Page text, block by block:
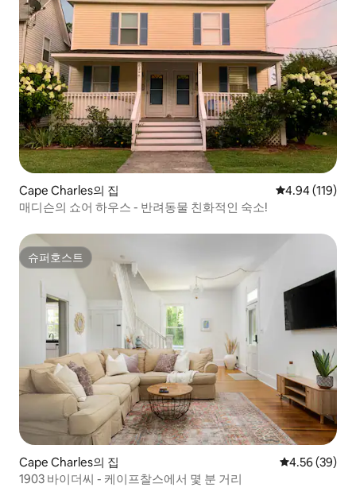
Cape Charles의 집 평점 4.94점(5
4.94 (119)
매디슨의 쇼어 하우스 - 반려동물 친화적인 숙소!
슈퍼호스트
슈퍼호스트
Cape Charles의 집 평점 4.56점(5
4.56 (39)
1903 바이더씨 - 케이프찰스에서 몇 분 거리